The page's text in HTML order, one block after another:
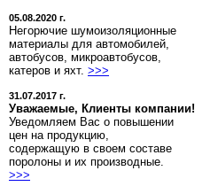
05.08.2020 г.
Негорючие шумоизоляционные
материалы для автомобилей,
автобусов, микроавтобусов,
катеров и яхт. >>>
31.07.2017 г.
Уважаемые, Клиенты компании!
Уведомляем Вас о повышении
цен на продукцию,
содержащую в своем составе
поролоны и их производные.
>>>